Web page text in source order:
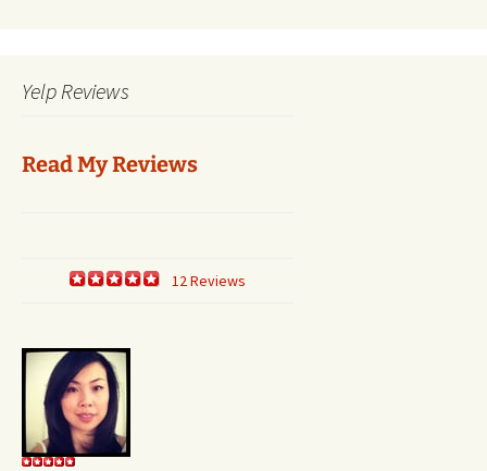
Yelp Reviews
Read My Reviews
12 Reviews